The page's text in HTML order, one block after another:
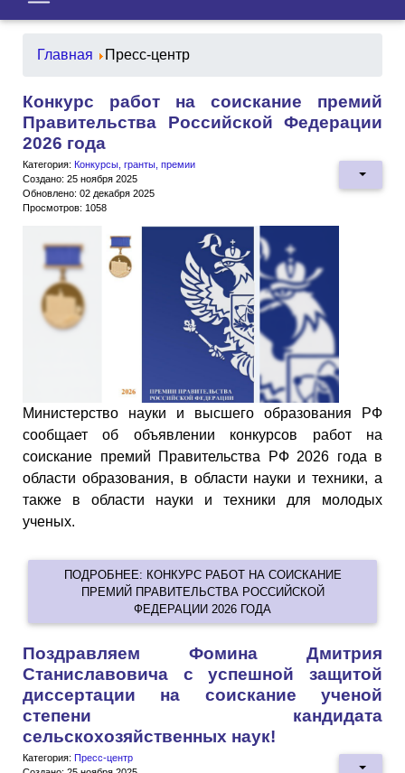
Главная Пресс-центр
Конкурс работ на соискание премий
Правительства Российской Федерации
2026 года
Категория: Конкурсы, гранты, премии
Создано: 25 ноября 2025
Обновлено: 02 декабря 2025
Просмотров: 1058
Министерство науки и высшего образования РФ
сообщает об объявлении конкурсов работ на
соискание премий Правительства РФ 2026 года в
области образования, в области науки и техники, а
также в области науки и техники для молодых
ученых.
ПОДРОБНЕЕ: КОНКУРС РАБОТ НА СОИСКАНИЕ
ПРЕМИЙ ПРАВИТЕЛЬСТВА РОССИЙСКОЙ
ФЕДЕРАЦИИ 2026 ГОДА
Поздравляем Фомина Дмитрия
Станиславовича с успешной защитой
диссертации на соискание ученой
степени кандидата
сельскохозяйственных наук!
Категория: Пресс-центр